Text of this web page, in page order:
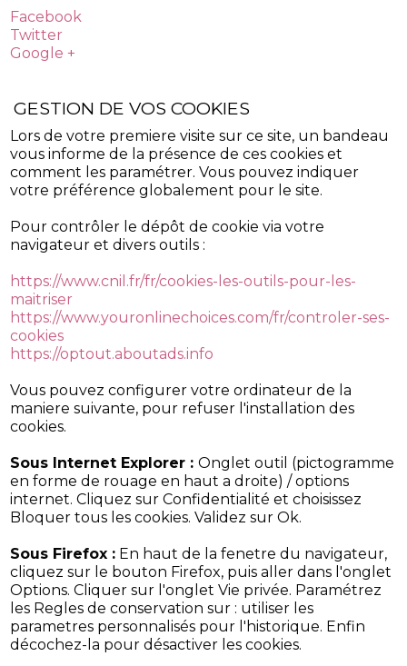
Facebook
Twitter
Google +
GESTION DE VOS COOKIES
Lors de votre premiere visite sur ce site, un bandeau
vous informe de la présence de ces cookies et
comment les paramétrer. Vous pouvez indiquer
votre préférence globalement pour le site.
Pour contrôler le dépôt de cookie via votre
navigateur et divers outils :
https://www.cnil.fr/fr/cookies-les-outils-pour-les-
maitriser
https://www.youronlinechoices.com/fr/controler-ses-
cookies
https://optout.aboutads.info
Vous pouvez configurer votre ordinateur de la
maniere suivante, pour refuser l'installation des
cookies.
Sous Internet Explorer : Onglet outil (pictogramme
en forme de rouage en haut a droite) / options
internet. Cliquez sur Confidentialité et choisissez
Bloquer tous les cookies. Validez sur Ok.
Sous Firefox : En haut de la fenetre du navigateur,
cliquez sur le bouton Firefox, puis aller dans l'onglet
Options. Cliquer sur l'onglet Vie privée. Paramétrez
les Regles de conservation sur : utiliser les
parametres personnalisés pour l'historique. Enfin
décochez-la pour désactiver les cookies.